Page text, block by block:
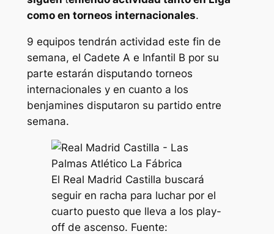
como en torneos internacionales.
9 equipos tendrán actividad este fin de
semana, el Cadete A e Infantil B por su
parte estarán disputando torneos
internacionales y en cuanto a los
benjamines disputaron su partido entre
semana.
El Real Madrid Castilla buscará
seguir en racha para luchar por el
cuarto puesto que lleva a los play-
off de ascenso. Fuente: